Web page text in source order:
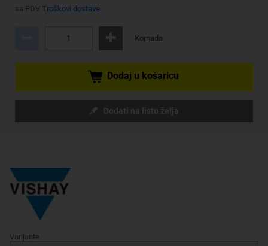
sa PDV Troškovi dostave
Komada
Dodaj u košaricu
Dodati na listu želja
Varijante